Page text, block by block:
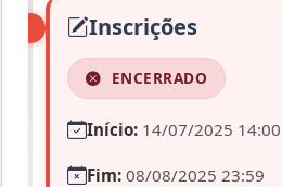
Inscrições
ENCERRADO
Início: 14/07/2025 14:00
Fim: 08/08/2025 23:59